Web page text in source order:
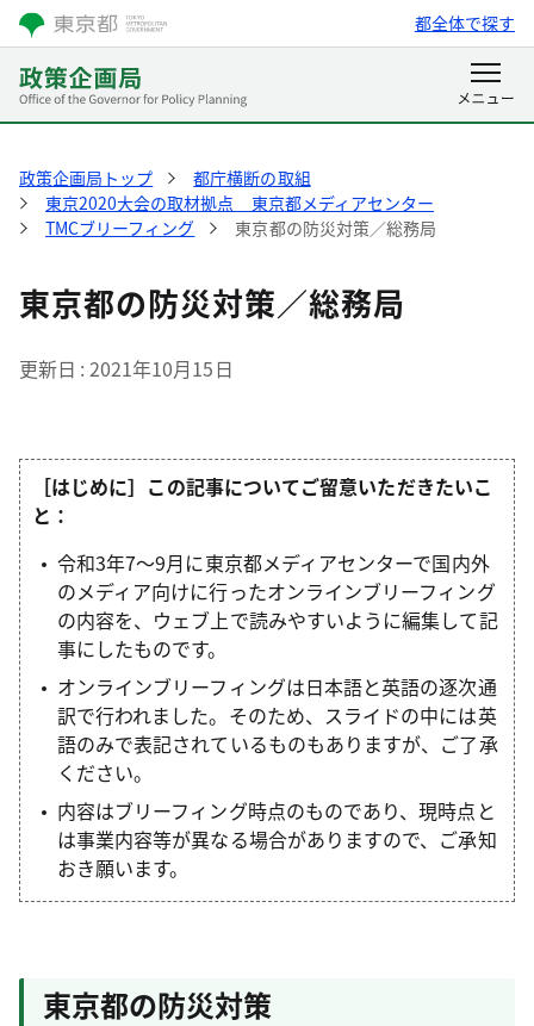
都全体で探す
政策企画局トップ
都庁横断の取組
東京2020大会の取材拠点 東京都メディアセンター
TMCブリーフィング
東京都の防災対策／総務局
東京都の防災対策／総務局
更新日 2021年10月15日
［はじめに］この記事についてご留意いただきたいこ
と：
令和3年7～9月に東京都メディアセンターで国内外
のメディア向けに行ったオンラインブリーフィング
の内容を、ウェブ上で読みやすいように編集して記
事にしたものです。
オンラインブリーフィングは日本語と英語の逐次通
訳で行われました。そのため、スライドの中には英
語のみで表記されているものもありますが、ご了承
ください。
内容はブリーフィング時点のものであり、現時点と
は事業内容等が異なる場合がありますので、ご承知
おき願います。
東京都の防災対策